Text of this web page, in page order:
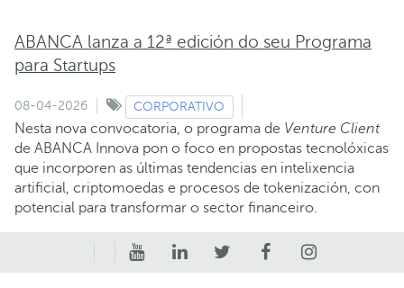
ABANCA lanza a 12ª edición do seu Programa
para Startups
08-04-2026 CORPORATIVO
Nesta nova convocatoria, o programa de Venture Client
de ABANCA Innova pon o foco en propostas tecnolóxicas
que incorporen as últimas tendencias en intelixencia
artificial, criptomoedas e procesos de tokenización, con
potencial para transformar o sector financeiro.